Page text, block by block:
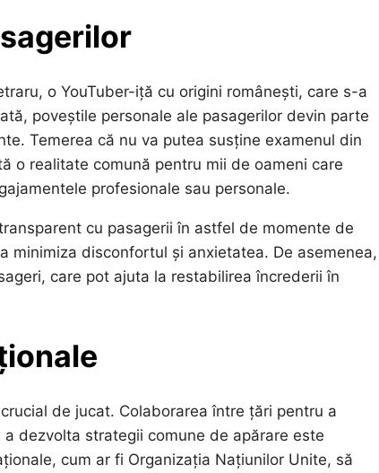
o YouTuber-iță cu origini românești, care s-a
poveștile personale ale pasagerilor devin parte
Temerea că nu va putea susține examenul din
o realitate comună pentru mii de oameni care
profesionale sau personale.
cu pasagerii în astfel de momente de
minimiza disconfortul și anxietatea. De asemenea,
care pot ajuta la restabilirea încrederii în
de jucat. Colaborarea între țări pentru a
dezvolta strategii comune de apărare este
cum ar fi Organizația Națiunilor Unite, să